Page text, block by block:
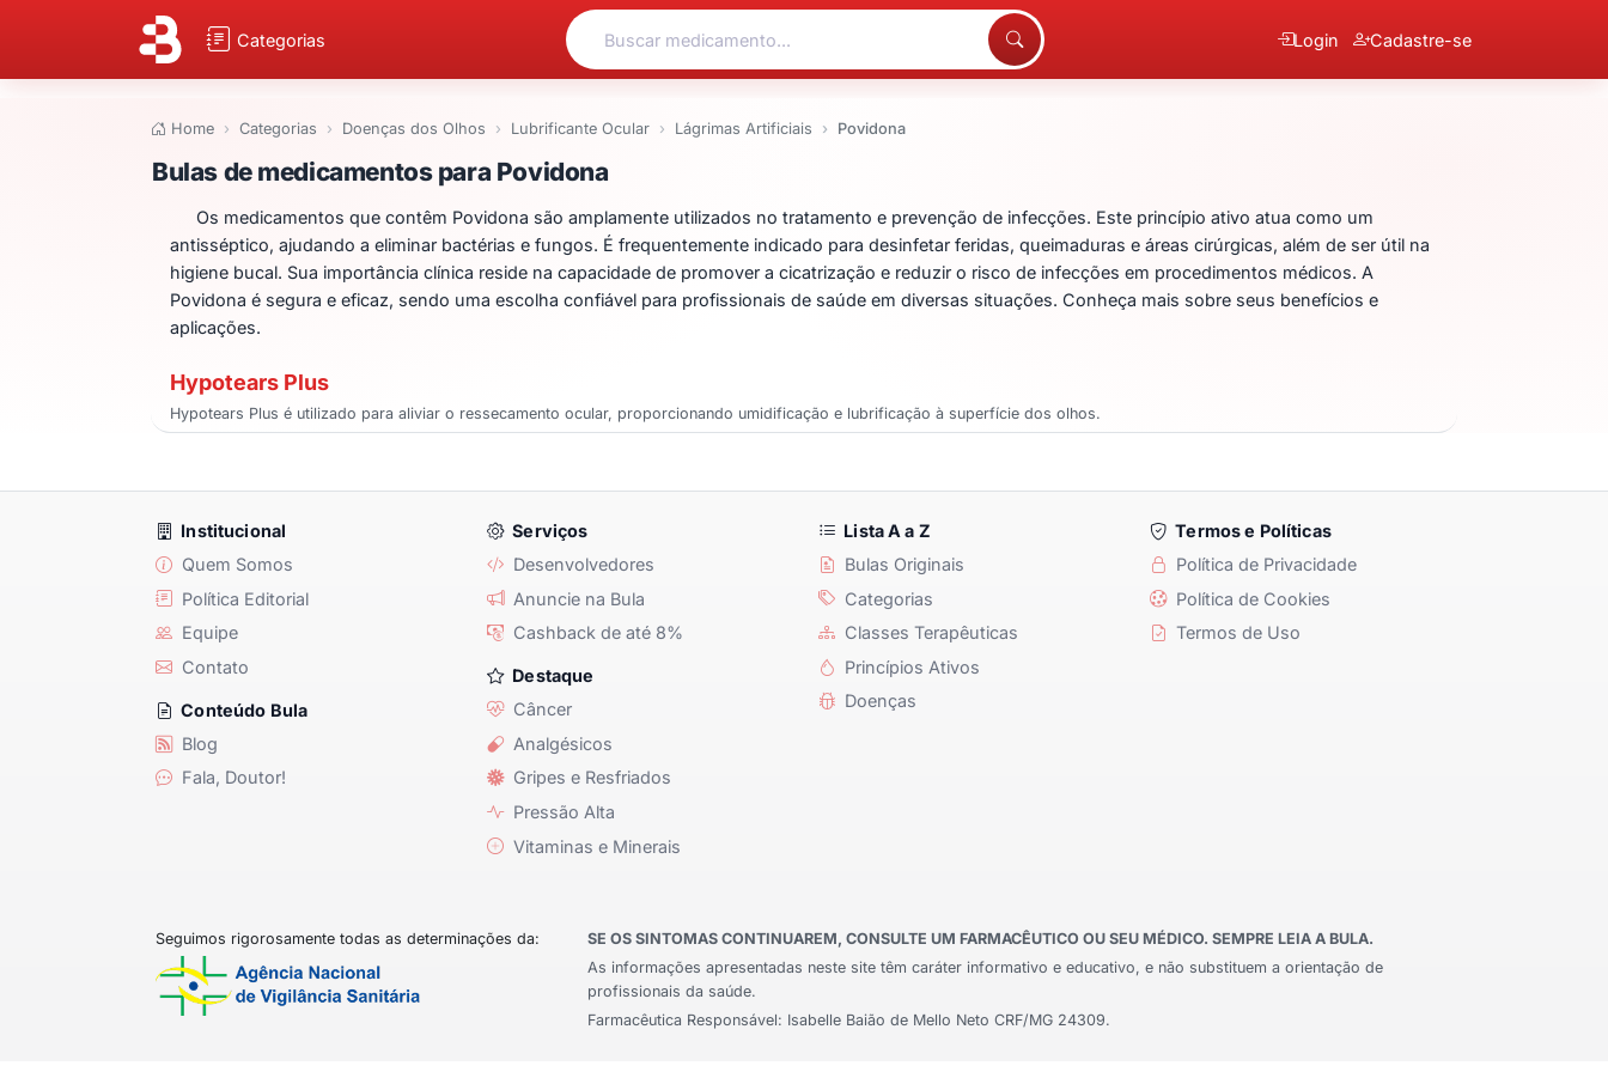
Categorias Login Cadastre-se
Home Categorias Doenças dos Olhos Lubrificante Ocular Lágrimas Artificiais Povidona
Bulas de medicamentos para Povidona
Bulas de medicamentos para Povidona
Os medicamentos que contêm Povidona são amplamente utilizados no tratamento e prevenção de infecções. Este princípio ativo atua como um
antisséptico, ajudando a eliminar bactérias e fungos. É frequentemente indicado para desinfetar feridas, queimaduras e áreas cirúrgicas, além de ser útil na
higiene bucal. Sua importância clínica reside na capacidade de promover a cicatrização e reduzir o risco de infecções em procedimentos médicos. A
Povidona é segura e eficaz, sendo uma escolha confiável para profissionais de saúde em diversas situações. Conheça mais sobre seus benefícios e
aplicações.
Hypotears Plus
Hypotears Plus é utilizado para aliviar o ressecamento ocular, proporcionando umidificação e lubrificação à superfície dos olhos.
Institucional
Quem Somos
Política Editorial
Equipe
Contato
Conteúdo Bula
Blog
Fala, Doutor!
Serviços
Desenvolvedores
Anuncie na Bula
Cashback de até 8%
Destaque
Câncer
Analgésicos
Gripes e Resfriados
Pressão Alta
Vitaminas e Minerais
Lista A a Z
Bulas Originais
Categorias
Classes Terapêuticas
Princípios Ativos
Doenças
Termos e Políticas
Política de Privacidade
Política de Cookies
Termos de Uso
Seguimos rigorosamente todas as determinações da:
SE OS SINTOMAS CONTINUAREM, CONSULTE UM FARMACÊUTICO OU SEU MÉDICO. SEMPRE LEIA A BULA.
As informações apresentadas neste site têm caráter informativo e educativo, e não substituem a orientação de
profissionais da saúde.
Farmacêutica Responsável: Isabelle Baião de Mello Neto CRF/MG 24309.